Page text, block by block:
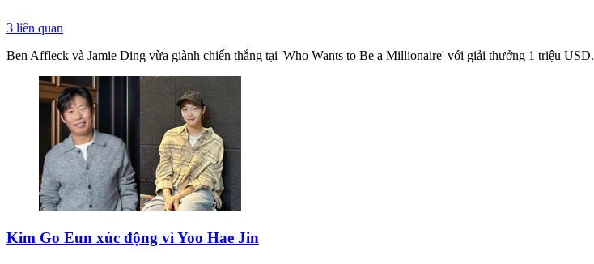
3 liên quan
Ben Affleck và Jamie Ding vừa giành chiến thắng tại 'Who Wants to Be a Millionaire' với giải thưởng 1 triệu USD.
Kim Go Eun xúc động vì Yoo Hae Jin